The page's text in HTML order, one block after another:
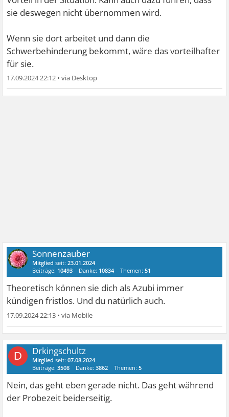
sie deswegen nicht übernommen wird.
Wenn sie dort arbeitet und dann die
Schwerbehinderung bekommt, wäre das vorteilhafter
für sie.
17.09.2024 22:12 •
Sonnenzauber
Mitglied seit:23.01.2024
Beiträge: 10493 Danke: 10834 Themen:51
Theoretisch können sie dich als Azubi immer
kündigen fristlos. Und du natürlich auch.
17.09.2024 22:13 •
D Drkingschultz
Mitglied seit:07.08.2024
Beiträge:3508 Danke:3862 Themen:5
Nein, das geht eben gerade nicht. Das geht während
der Probezeit beiderseitig.